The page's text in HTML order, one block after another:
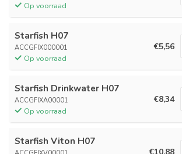
Op voorraad
Starfish H07
ACCGFIX000001
Op voorraad
€5,56
Starfish Drinkwater H07
ACCGFIXA00001
Op voorraad
€8,34
Starfish Viton H07
€10,88